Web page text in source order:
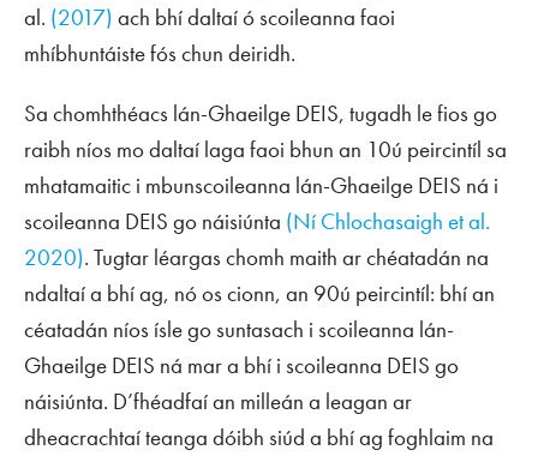
al. (2017) ach bhí daltaí ó scoileanna faoi
mhíbhuntáiste fós chun deiridh.
Sa chomhthéacs lán-Ghaeilge DEIS, tugadh le fios go
raibh níos mo daltaí laga faoi bhun an 10ú peircintíl sa
mhatamaitic i mbunscoileanna lán-Ghaeilge DEIS ná i
scoileanna DEIS go náisiúnta (Ní Chlochasaigh et al.
2020). Tugtar léargas chomh maith ar chéatadán na
ndaltaí a bhí ag, nó os cionn, an 90ú peircintíl: bhí an
céatadán níos ísle go suntasach i scoileanna lán-
Ghaeilge DEIS ná mar a bhí i scoileanna DEIS go
náisiúnta. D’fhéadfaí an milleán a leagan ar
dheacrachtaí teanga dóibh siúd a bhí ag foghlaim na